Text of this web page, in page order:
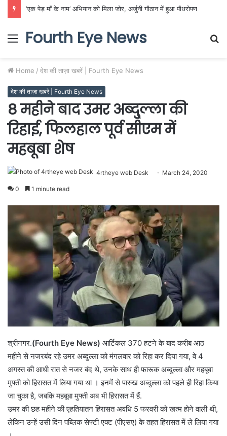
‘एक पेड़ माँ के नाम’ अभियान को मिला जोर, अर्जुनी गौठान में हुआ पौधरोपण
Menu
Fourth Eye News
Home / देश की ताज़ा खबरें | Fourth Eye News
देश की ताज़ा खबरें | Fourth Eye News
8 महीने बाद उमर अब्दु्ल्ला की
रिहाई, फिलहाल पूर्व सीएम में
महबूबा शेष
4rtheye web Desk March 24, 2020
0 1 minute read
श्रीनगर.(Fourth Eye News) आर्टिकल 370 हटने के बाद करीब आठ
महीने से नजरबंद रहे उमर अब्दुल्ला को मंगलवार को रिहा कर दिया गया, वे 4
अगस्त की आधी रात से नजर बंद थे, उनके साथ ही फारूक अब्दुल्ला और महबूबा
मुफ्ती को हिरासत में लिया गया था । इनमें से पारुख अब्दुल्ला को पहले ही रिहा किया
जा चुका है, जबकि महबूबा मुफ्ती अब भी हिरासत में हैं.
उमर की छह महीने की एहतियातन हिरासत अवधि 5 फरवरी को खत्म होने वाली थी,
लेकिन उन्हें उसी दिन पब्लिक सेफ्टी एक्ट (पीएसए) के तहत हिरासत में ले लिया गया